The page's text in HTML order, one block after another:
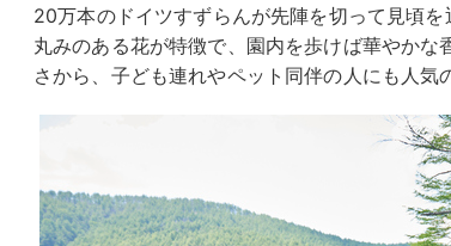
20万本のドイツすずらんが先陣を切って見頃
丸みのある花が特徴で、園内を歩けば華やか
さから、子ども連れやペット同伴の人にも人気